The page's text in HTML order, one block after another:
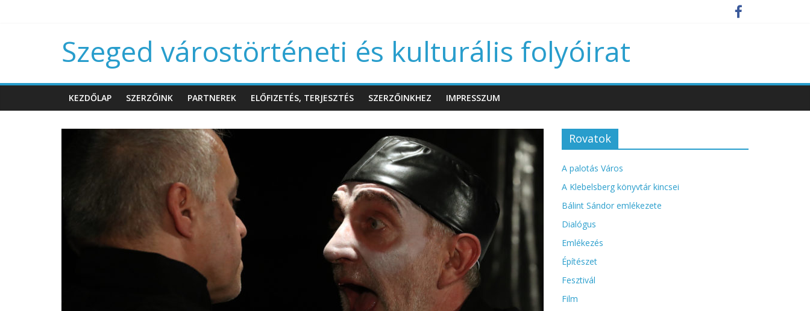
Szeged várostörténeti és kulturális folyóirat
KEZDŐLAP SZERZŐINK PARTNEREK ELŐFIZETÉS, TERJESZTÉS SZERZŐINKHEZ IMPRESSZUM
Rovatok
A palotás Város
A Klebelsberg könyvtár kincsei
Bálint Sándor emlékezete
Dialógus
Emlékezés
Építészet
Fesztivál
Film